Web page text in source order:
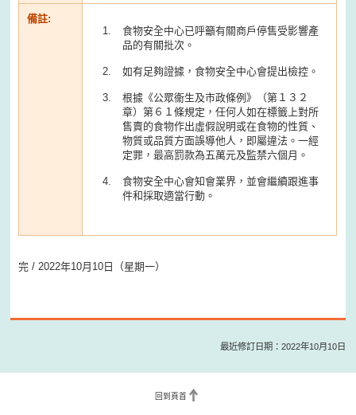
備註:
食物安全中心已呼籲有關商戶停售受影響產
品的有關批次。
如有足夠證據，食物安全中心會提出檢控。
根據《公眾衞生及市政條例》（第１３２
章）第６１條規定，任何人如在標籤上對所
售賣的食物作出虛假說明或在食物的性質、
物質或品質方面誤導他人，即屬違法。一經
定罪，最高罰款為五萬元及監禁六個月。
食物安全中心會知會業界，並會繼續跟進事
件和採取適當行動。
完 / 2022年10月10日（星期一）
最近修訂日期：2022年10月10日
回到頁首